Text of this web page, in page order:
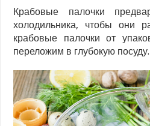
Крабовые палочки
холодильника, чтобы они
крабовые палочки от
переложим в глубокую посуду.